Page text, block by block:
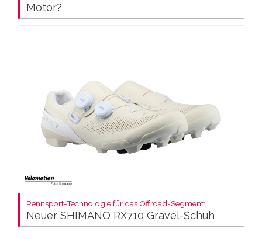
Motor?
Rennsport-Technologie für das Offroad-Segment:
Neuer SHIMANO RX710 Gravel-Schuh